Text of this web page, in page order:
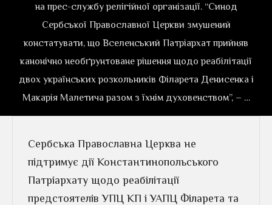
на прес-службу релігійної організації. “Синод
Сербської Православної Церкви змушений
констатувати, що Вселенський Патріархат прийняв
канонічно необґрунтоване рішення щодо реабілітації
двох українських розкольників Філарета Денисенка і
Макарія Малетича разом з їхнім духовенством”, – …
Сербська Православна Церква не
підтримує дії Константинопольського
Патріархату щодо реабілітації
предстоятелів УПЦ КП і УАПЦ Філарета та